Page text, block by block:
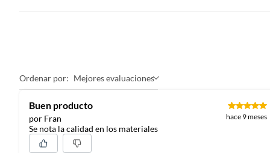
Ordenar por: Mejores evaluaciones
Buen producto
por Fran hace 9 meses
Se nota la calidad en los materiales